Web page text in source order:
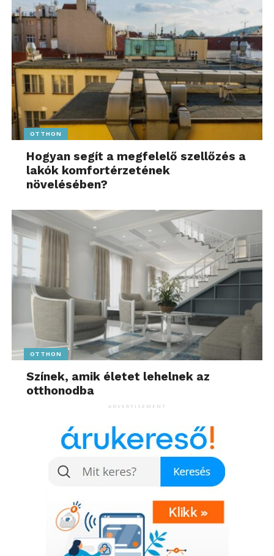
OTTHON
Hogyan segít a megfelelő szellőzés a
lakók komfortérzetének
növelésében?
OTTHON
Színek, amik életet lehelnek az
otthonodba
ADVERTISEMENT